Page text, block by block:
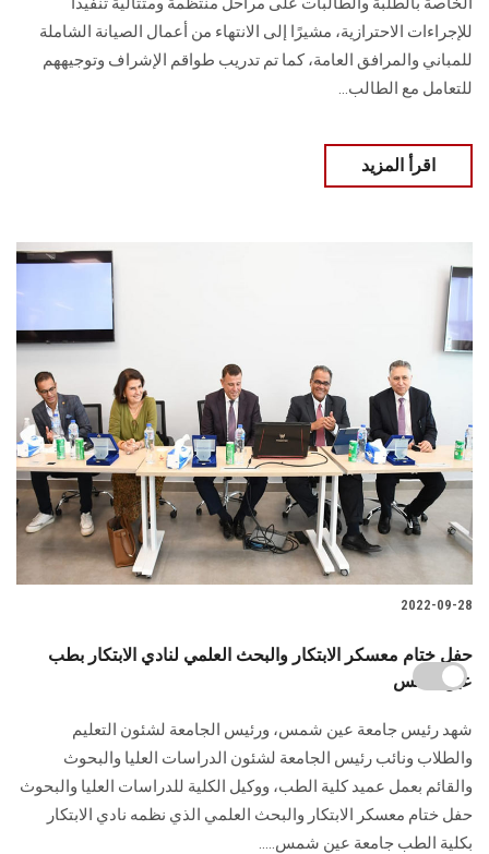
للإجراءات الاحترازية، مشيرًا إلى الانتهاء من أعمال الصيانة الشاملة
للمباني والمرافق العامة، كما تم تدريب طواقم الإشراف وتوجيههم
للتعامل مع الطالب...
اقرأ المزيد
2022-09-28
حفل ختام معسكر الابتكار والبحث العلمي لنادي الابتكار بطب
عين شمس
شهد رئيس جامعة عين شمس، ورئيس الجامعة لشئون التعليم
والطلاب ونائب رئيس الجامعة لشئون الدراسات العليا والبحوث
والقائم بعمل عميد كلية الطب، ووكيل الكلية للدراسات العليا والبحوث
حفل ختام معسكر الابتكار والبحث العلمي الذي نظمه نادي الابتكار
بكلية الطب جامعة عين شمس.....